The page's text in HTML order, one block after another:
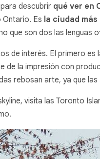
descubrir qué ver en
Ontario. Es la ciudad
que son dos las lenguas
de interés. El primero
la impresión con
rebosan arte, ya que
visita las Toronto